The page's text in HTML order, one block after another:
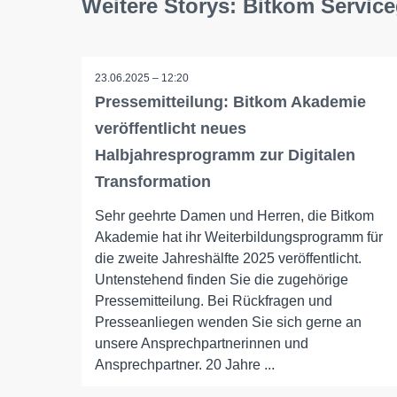
Weitere Storys: Bitkom
23.06.2025 – 12:20
Pressemitteilung: Bitkom Akademie
veröffentlicht neues
Halbjahresprogramm zur Digitalen
Transformation
Sehr geehrte Damen und Herren, die Bitkom
Akademie hat ihr Weiterbildungsprogramm für
die zweite Jahreshälfte 2025 veröffentlicht.
Untenstehend finden Sie die zugehörige
Pressemitteilung. Bei Rückfragen und
Presseanliegen wenden Sie sich gerne an
unsere Ansprechpartnerinnen und
Ansprechpartner. 20 Jahre ...